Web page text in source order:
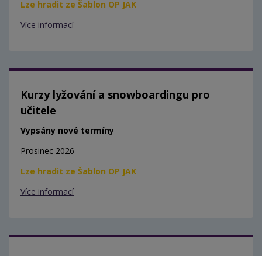
Lze hradit ze Šablon OP JAK
Více informací
Kurzy lyžování a snowboardingu pro
učitele
Vypsány nové termíny
Prosinec 2026
Lze hradit ze Šablon OP JAK
Více informací